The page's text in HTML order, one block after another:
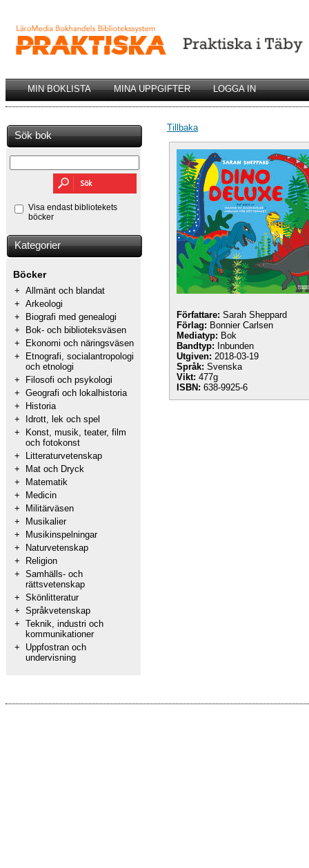
MIN BOKLISTA MINA UPPGIFTER LOGGA IN
Sök bok
Visa endast bibliotekets
böcker
Kategorier
Böcker
+ Allmänt och blandat
+ Arkeologi
+
Biografi med genealogi
+
Bok- och biblioteksväsen
+
Ekonomi och näringsväsen
+
Etnografi, socialantropologi
och etnologi
+
Filosofi och psykologi
+ Geografi och lokalhistoria
+
Historia
+
Idrott, lek och spel
+
Konst, musik, teater, film
och fotokonst
+
Litteraturvetenskap
+
Mat och Dryck
+
Matematik
+
Medicin
+
Militärväsen
+
Musikalier
+
Musikinspelningar
+
Naturvetenskap
+
Religion
+ Samhälls- och
rättsvetenskap
+ Skönlitteratur
+ Språkvetenskap
+ Teknik, industri och
kommunikationer
+
Uppfostran och
undervisning
Tillbaka
Författare: Sarah Sheppard
Förlag: Bonnier Carlsen
Mediatyp: Bok
Bandtyp: Inbunden
Utgiven: 2018-03-19
Språk: Svenska
Vikt: 477g
ISBN: 638-9925-6